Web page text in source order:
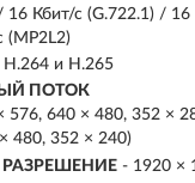
16 Кбит/с (G.722.1) /
(MP2L2)
и H.265
ПОТОК
576, 640 × 480, 352 ×
480, 352 × 240)
- 1920 ×